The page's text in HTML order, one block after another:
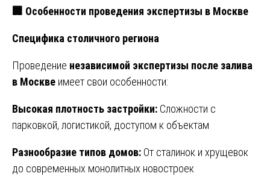
🏢 Особенности проведения экспертизы в Москве
Специфика столичного региона
Проведение независимой экспертизы после залива
в Москве имеет свои особенности:
Высокая плотность застройки: Сложности с
парковкой, логистикой, доступом к объектам
Разнообразие типов домов: От сталинок и хрущевок
до современных монолитных новостроек